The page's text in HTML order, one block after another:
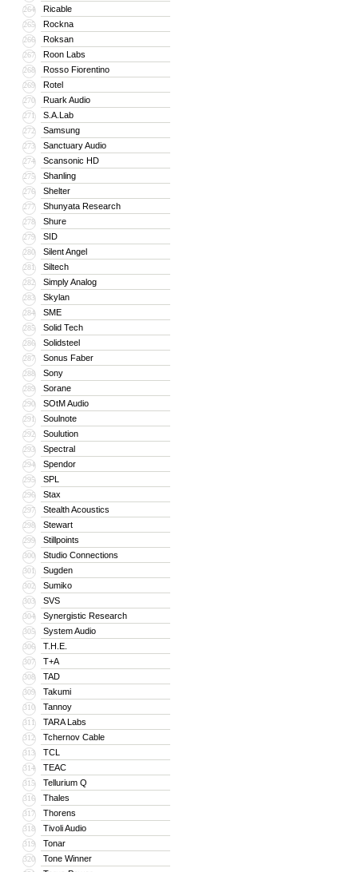
264 Ricable
265 Rockna
266 Roksan
267 Roon Labs
268 Rosso Fiorentino
269 Rotel
270 Ruark Audio
271 S.A.Lab
272 Samsung
273 Sanctuary Audio
274 Scansonic HD
275 Shanling
276 Shelter
277 Shunyata Research
278 Shure
279 SID
280 Silent Angel
281 Siltech
282 Simply Analog
283 Skylan
284 SME
285 Solid Tech
286 Solidsteel
287 Sonus Faber
288 Sony
289 Sorane
290 SOtM Audio
291 Soulnote
292 Soulution
293 Spectral
294 Spendor
295 SPL
296 Stax
297 Stealth Acoustics
298 Stewart
299 Stillpoints
300 Studio Connections
301 Sugden
302 Sumiko
303 SVS
304 Synergistic Research
305 System Audio
306 T.H.E.
307 T+A
308 TAD
309 Takumi
310 Tannoy
311 TARA Labs
312 Tchernov Cable
313 TCL
314 TEAC
315 Tellurium Q
316 Thales
317 Thorens
318 Tivoli Audio
319 Tonar
320 Tone Winner